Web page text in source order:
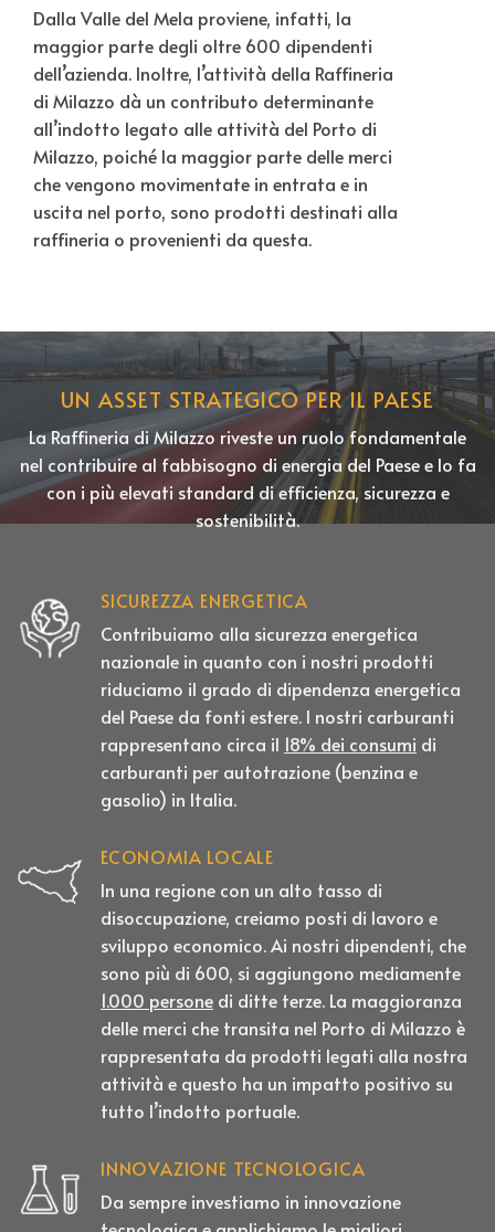
Dalla Valle del Mela proviene, infatti, la
maggior parte degli oltre 600 dipendenti
dell’azienda. Inoltre, l’attività della Raffineria
di Milazzo dà un contributo determinante
all’indotto legato alle attività del Porto di
Milazzo, poiché la maggior parte delle merci
che vengono movimentate in entrata e in
uscita nel porto, sono prodotti destinati alla
raffineria o provenienti da questa.
UN ASSET STRATEGICO PER IL PAESE
La Raffineria di Milazzo riveste un ruolo fondamentale
nel contribuire al fabbisogno di energia del Paese e lo fa
con i più elevati standard di efficienza, sicurezza e
sostenibilità.
SICUREZZA ENERGETICA
Contribuiamo alla sicurezza energetica
nazionale in quanto con i nostri prodotti
riduciamo il grado di dipendenza energetica
del Paese da fonti estere. I nostri carburanti
rappresentano circa il 18% dei consumi di
carburanti per autotrazione (benzina e
gasolio) in Italia.
ECONOMIA LOCALE
In una regione con un alto tasso di
disoccupazione, creiamo posti di lavoro e
sviluppo economico. Ai nostri dipendenti, che
sono più di 600, si aggiungono mediamente
1.000 persone di ditte terze. La maggioranza
delle merci che transita nel Porto di Milazzo è
rappresentata da prodotti legati alla nostra
attività e questo ha un impatto positivo su
tutto l’indotto portuale.
INNOVAZIONE TECNOLOGICA
Da sempre investiamo in innovazione